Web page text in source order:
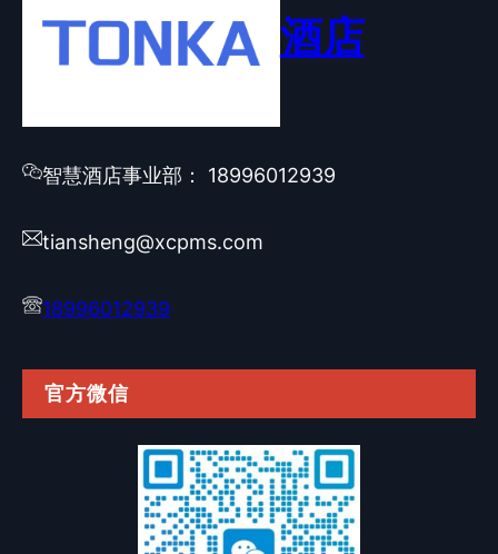
酒店
智慧酒店事业部： 18996012939
tiansheng@xcpms.com
18996012939
官方微信